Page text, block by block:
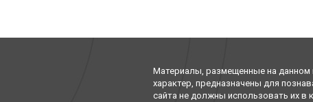
Материалы, размещенные на данном
характер, предназначены для
сайта не должны использовать их в